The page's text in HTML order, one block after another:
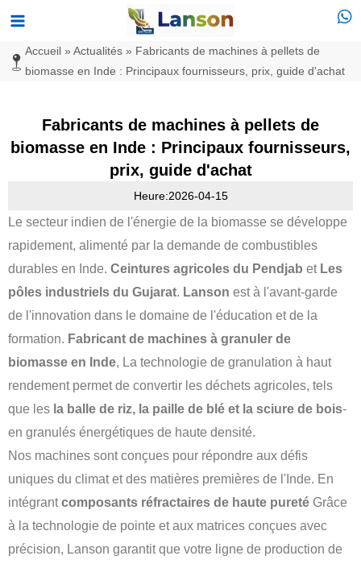
Aller
contenu
Menu
principal
Accueil» Actualités» Fabricants de machines à pellets de
biomasse en Inde : Principaux fournisseurs, prix, guide d'achat
Fabricants de machines à pellets de
biomasse en Inde : Principaux fournisseurs,
prix, guide d'achat
Heure:2026-04-15
Le secteur indien de l'énergie de la biomasse se développe
rapidement, alimenté par la demande de combustibles
durables en Inde. Ceintures agricoles du Pendjab et Les
pôles industriels du Gujarat. Lanson est à l'avant-garde
de l'innovation dans le domaine de l'éducation et de la
formation. Fabricant de machines à granuler de
biomasse en Inde, La technologie de granulation à haut
rendement permet de convertir les déchets agricoles, tels
que les la balle de riz, la paille de blé et la sciure de bois-
en granulés énergétiques de haute densité.
Nos machines sont conçues pour répondre aux défis
uniques du climat et des matières premières de l'Inde. En
intégrantcomposants réfractaires de haute pureté Grâce
à la technologie de pointe et aux matrices conçues avec
précision, Lanson garantit que votre ligne de production de